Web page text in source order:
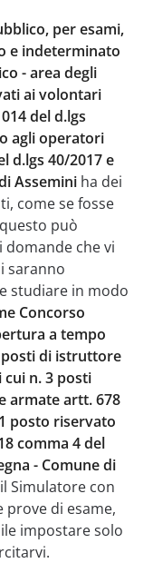
per esami,
e indeterminato
- area degli
ai volontari
del d.lgs
agli operatori
d.lgs 40/2017 e
Assemini ha dei
come se fosse
può
che vi
saranno
studiare in modo
Concorso
a tempo
di istruttore
n. 3 posti
armate artt. 678
posto riservato
comma 4 del
- Comune di
Simulatore con
di esame,
impostare solo